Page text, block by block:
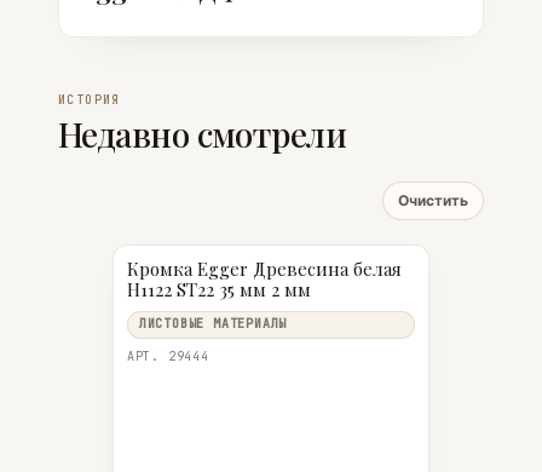
ИСТОРИЯ
Недавно смотрели
Очистить
Кромка Egger Древесина белая
H1122 ST22 35 мм 2 мм
ЛИСТОВЫЕ МАТЕРИАЛЫ
АРТ. 29444